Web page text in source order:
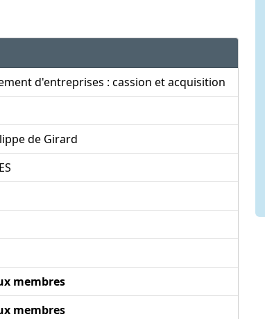
d'entreprises : cassion et acquisition
de Girard
membres
membres